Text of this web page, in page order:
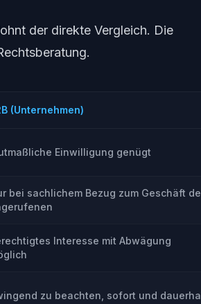
der direkte Vergleich. Die
(Unternehmen)
Einwilligung genügt
bei sachlichem Bezug zum Geschäft
Interesse mit Abwägung
zu beachten, sofort und